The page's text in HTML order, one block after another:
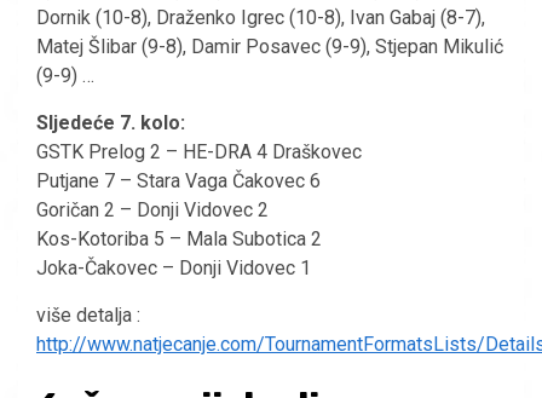
Dornik (10-8), Draženko Igrec (10-8), Ivan Gabaj (8-7),
Matej Šlibar (9-8), Damir Posavec (9-9), Stjepan Mikulić
(9-9) …
Sljedeće 7. kolo:
GSTK Prelog 2 – HE-DRA 4 Draškovec
Putjane 7 – Stara Vaga Čakovec 6
Goričan 2 – Donji Vidovec 2
Kos-Kotoriba 5 – Mala Subotica 2
Joka-Čakovec – Donji Vidovec 1
više detalja :
http://www.natjecanje.com/TournamentFormatsLists/